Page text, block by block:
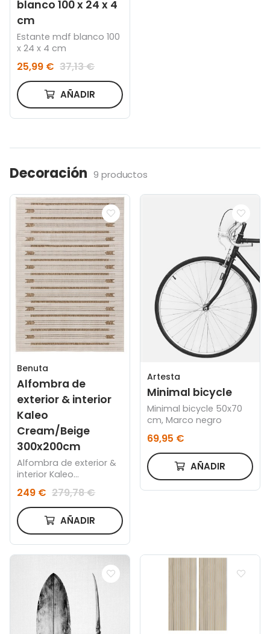
blanco 100 x 24 x 4
cm
Estante mdf blanco 100
x 24 x 4 cm
25,99 € 37,13 €
AÑADIR
Decoración 9 productos
Benuta
Alfombra de
exterior & interior
Kaleo
Cream/Beige
300x200cm
Alfombra de exterior &
interior Kaleo
Cream/Beige
300x200cm
249 € 279,78 €
AÑADIR
Artesta
Minimal bicycle
Minimal bicycle 50x70
cm, Marco negro
69,95 €
AÑADIR